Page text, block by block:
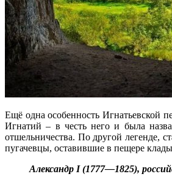
Ещё одна особенность Игнатьевской
Игнатий – в честь него и была
отшельничества. По другой легенде,
пугачевцы, оставившие в пещере
Александр I (1777—1825),